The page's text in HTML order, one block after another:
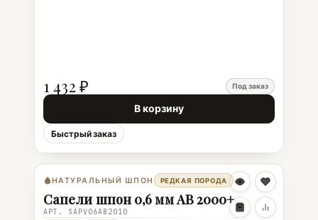
1 432 ₽ Под заказ
В корзину
Быстрый заказ
НАТУРАЛЬНЫЙ ШПОН РЕДКАЯ ПОРОДА
Сапели шпон 0,6 мм АВ 2000+
АРТ. SAPV06AB2010